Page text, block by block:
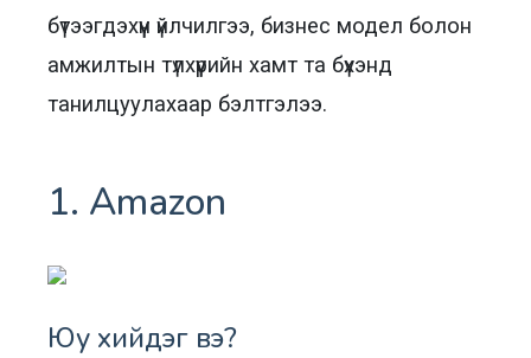
бүтээгдэхүүн үйлчилгээ, бизнес модел болон
амжилтын түлхүүрийн хамт та бүхэнд
танилцуулахаар бэлтгэлээ.
1. Amazon
Юу хийдэг вэ?